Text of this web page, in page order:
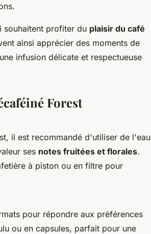
souhaitent profiter du plaisir du café
ainsi apprécier des moments de
infusion délicate et respectueuse
Forest
il est recommandé d'utiliser de l'eau
ses notes fruitées et florales.
à piston ou en filtre pour
pour répondre aux préférences
ou en capsules, parfait pour une